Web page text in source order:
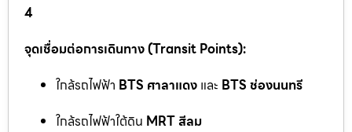
4
จุดเชื่อมต่อการเดินทาง (Transit Points):
ใกล้รถไฟฟ้า BTS ศาลาแดง และ BTS ช่องนนทรี
ใกล้รถไฟฟ้าใต้ดิน MRT สีลม